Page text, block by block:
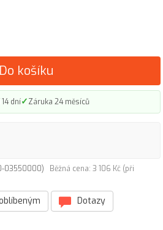
Do košíku
dní✓Záruka 24 měsíců
03550000)
Běžná cena: 3 106 Kč (při
Dotazy